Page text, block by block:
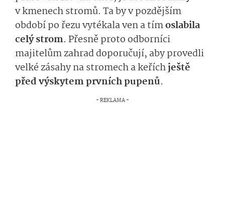
v kmenech stromů. Ta by v pozdějším
období po řezu vytékala ven a tímoslabila
celý strom. Přesně proto odborníci
majitelům zahrad doporučují, aby provedli
velké zásahy na stromech a keříchještě
před výskytem prvních pupenů.